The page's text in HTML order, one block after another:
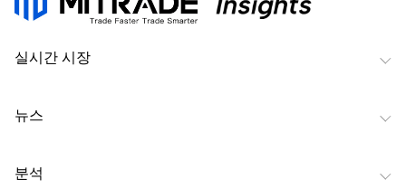
실시간 시장
뉴스
분석